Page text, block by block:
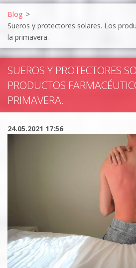
Blog >
Sueros y protectores solares. Los
la primavera.
SUEROS Y PROTECTORES
PRODUCTOS
PRIMAVERA.
24.05.2021 17:56